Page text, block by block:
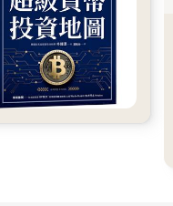
在沙漠，
為世界首富。
指使員工做這個做那
到同樣的錢。